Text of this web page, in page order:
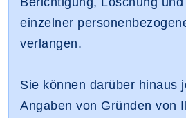
einzelner
verlangen.
Sie können darüber hinaus
Angaben von Gründen von